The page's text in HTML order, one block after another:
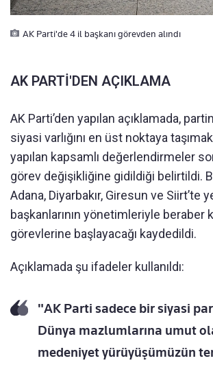
AK Parti'de 4 il başkanı görevden alındı
AK PARTİ'DEN AÇIKLAMA
AK Parti’den yapılan açıklamada,
siyasi varlığını en üst noktaya
yapılan kapsamlı değerlendirmeler
görev değişikliğine gidildiği belirtildi.
Adana, Diyarbakır, Giresun ve Siirt’te
başkanlarının yönetimleriyle beraber
görevlerine başlayacağı kaydedildi.
Açıklamada şu ifadeler kullanıldı:
"AK Parti sadece bir siyasi
Dünya mazlumlarına umut
medeniyet yürüyüşümüzün